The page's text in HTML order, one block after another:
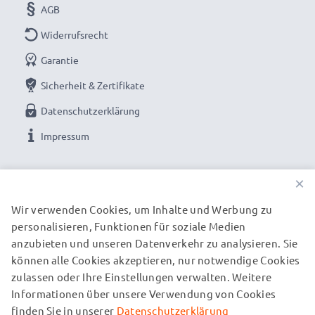
Enthält den Netzadapter:
Stromkabel: ca. 3m Ladekabel
Endlose Energie für deine Canon Kamera mit
unserem subtel AC-Adapter. Jetzt bestellen –
AGB
Widerrufsrecht
Garantie
Sicherheit & Zertifikate
Datenschutzerklärung
Impressum
UNSERE VERSANDPARTNER
© subtel.de 2026
Alle Preise verstehen sich inklusive Mehrwertsteuer und
zuzüglich Versandkosten. Bitte beachten Sie, dass alle
×
Wir verwenden Cookies, um Inhalte und Werbung zu
personalisieren, Funktionen für soziale Medien
anzubieten und unseren Datenverkehr zu analysieren. Sie
können alle Cookies akzeptieren, nur notwendige Cookies
zulassen oder Ihre Einstellungen verwalten. Weitere
Informationen über unsere Verwendung von Cookies
finden Sie in unserer Datenschutzerklärung